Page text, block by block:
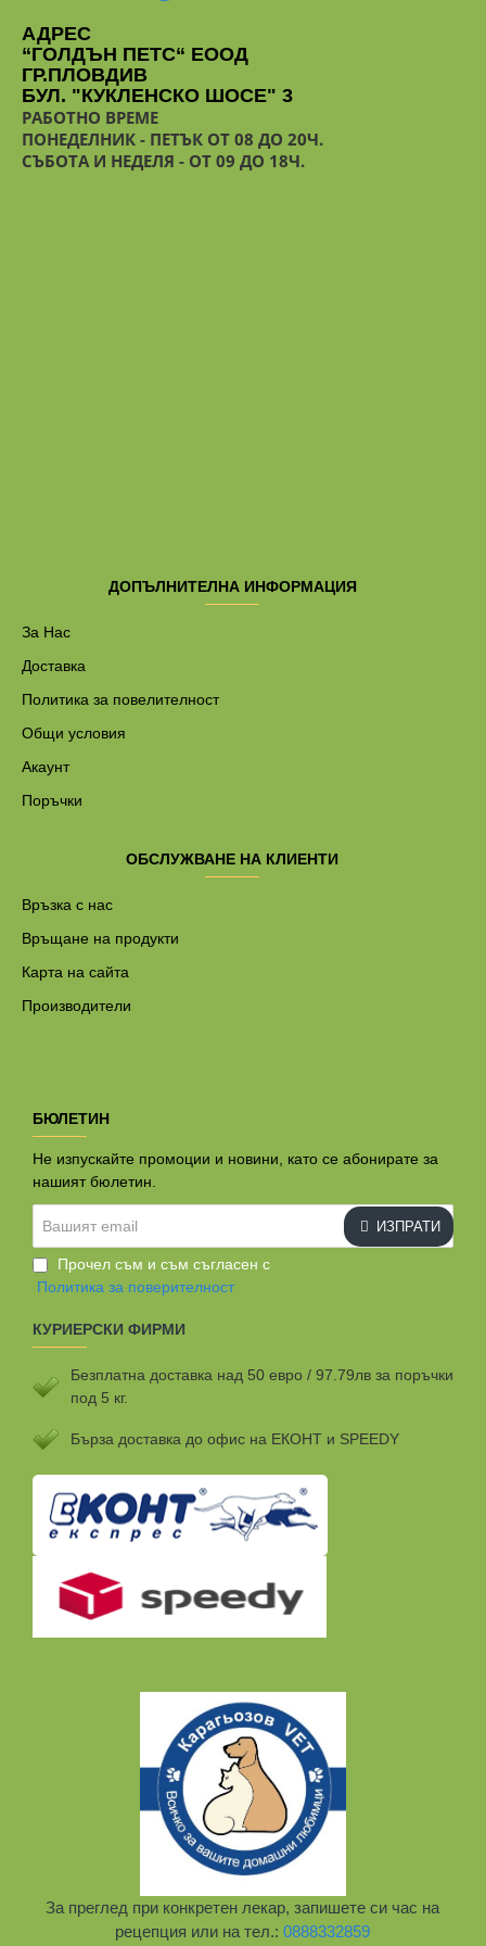
АДРЕС
“ГОЛДЪН ПЕТС“ ЕООД
ГР.ПЛОВДИВ
БУЛ. "КУКЛЕНСКО ШОСЕ" 3
РАБОТНО ВРЕМЕ
ПОНЕДЕЛНИК - ПЕТЪК ОТ 08 ДО 20Ч.
СЪБОТА И НЕДЕЛЯ - ОТ 09 ДО 18Ч.
ДОПЪЛНИТЕЛНА ИНФОРМАЦИЯ
За Нас
Доставка
Политика за повелителност
Общи условия
Акаунт
Поръчки
ОБСЛУЖВАНЕ НА КЛИЕНТИ
Връзка с нас
Връщане на продукти
Карта на сайта
Производители
БЮЛЕТИН
Не изпускайте промоции и новини, като се абонирате за
нашият бюлетин.
email
ИЗПРАТИ
Прочел съм и съм съгласен с
Политика за поверителност
КУРИЕРСКИ ФИРМИ
Безплатна доставка над 50 евро / 97.79лв за поръчки
под 5 кг.
Бързa доставка до офис на ЕКОНТ и SPEEDY
За преглед при конкретен лекар, запишете си час на
рецепция или на тел.:0888332859